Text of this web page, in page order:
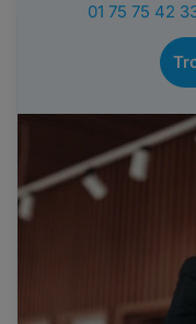
01 75 75 42